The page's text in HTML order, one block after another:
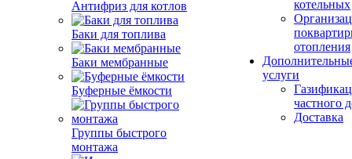
Антифриз для котлов
Баки для топлива
Баки мембранные
Буферные ёмкости
Группы быстрого
монтажа
котельных
отопления
услуги
частного
Доставка